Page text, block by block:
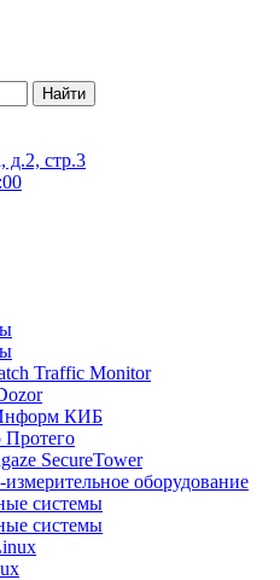
Найти
д.2, стр.3
Traffic Monitor
КИБ
Протего
SecureTower
оборудование
системы
системы